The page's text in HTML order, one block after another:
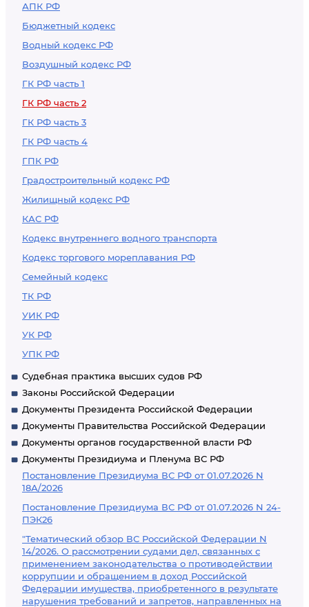
АПК РФ
Бюджетный кодекс
Водный кодекс РФ
Воздушный кодекс РФ
ГК РФ часть 1
ГК РФ часть 2
ГК РФ часть 3
ГК РФ часть 4
ГПК РФ
Градостроительный кодекс РФ
Жилищный кодекс РФ
КАС РФ
Кодекс внутреннего водного транспорта
Кодекс торгового мореплавания РФ
Семейный кодекс
ТК РФ
УИК РФ
УК РФ
УПК РФ
Судебная практика высших судов РФ
Законы Российской Федерации
Документы Президента Российской Федерации
Документы Правительства Российской Федерации
Документы органов государственной власти РФ
Документы Президиума и Пленума ВС РФ
Постановление Президиума ВС РФ от 01.07.2026 N
18А/2026
Постановление Президиума ВС РФ от 01.07.2026 N 24-
ПЭК26
"Тематический обзор ВС Российской Федерации N
14/2026. О рассмотрении судами дел, связанных с
применением законодательства о противодействии
коррупции и обращением в доход Российской
Федерации имущества, приобретенного в результате
нарушения требований и запретов, направленных на